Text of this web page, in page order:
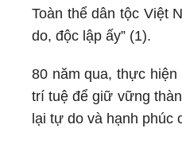
Toàn thể dân tộc Việt
do, độc lập ấy” (1).
80 năm qua, thực
trí tuệ để giữ vững
lại tự do và hạnh phúc